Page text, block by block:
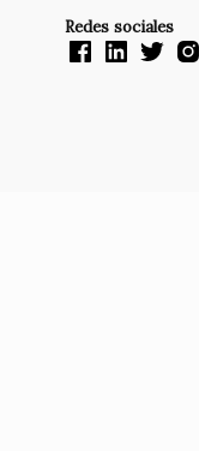
Redes sociales